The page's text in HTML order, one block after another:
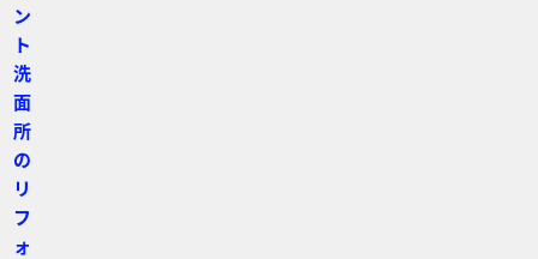
ン
ト
洗
面
所
の
リ
フ
ォ